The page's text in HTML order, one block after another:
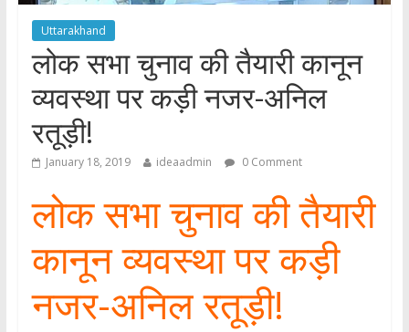
Uttarakhand
लोक सभा चुनाव की तैयारी कानून
व्यवस्था पर कड़ी नजर-अनिल
रतूड़ी!
January 18, 2019 ideaadmin 0 Comment
लोक सभा चुनाव की तैयारी
कानून व्यवस्था पर कड़ी
नजर-अनिल रतूड़ी!